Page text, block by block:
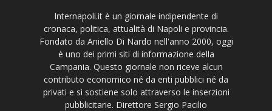
Internapoli.it è un giornale indipendente di
cronaca, politica, attualità di Napoli e provincia.
Fondato da Aniello Di Nardo nell'anno 2000, oggi
è uno dei primi siti di informazione della
Campania. Questo giornale non riceve alcun
contributo economico né da enti pubblici né da
privati e si sostiene solo attraverso le inserzioni
pubblicitarie. Direttore Sergio Pacilio